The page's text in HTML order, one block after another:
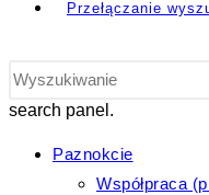
Przełączanie
search panel.
Paznokcie
Współpraca